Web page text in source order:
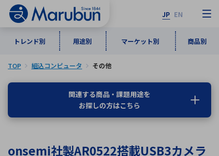
JP EN
トレンド別 用途別 マーケット別 商品別
トレンド別
インダストリアルDXソリューション
5G・Local 5G
用途別
通信・ネットワーク
監視・セキュリティ
マーケット別
商品別
メーカ一覧
な行
は行 ま行
や行
TOP 組込コンピュータ その他
関連する商品・課題用途を
お探しの方はこちら
onsemi社製AR0522搭載USB3カメラ